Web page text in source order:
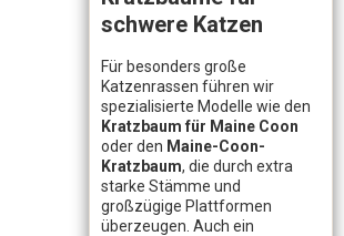
schwere Katzen
Für besonders große
Katzenrassen führen wir
spezialisierte Modelle wie den
Kratzbaum für Maine Coon
oder den Maine-Coon-
Kratzbaum, die durch extra
starke Stämme und
großzügige Plattformen
überzeugen. Auch ein